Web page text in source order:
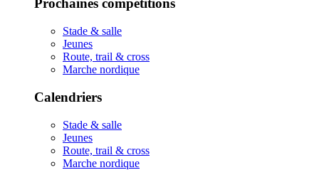
Prochaines compétitions
Stade & salle
Jeunes
Route, trail & cross
Marche nordique
Calendriers
Stade & salle
Jeunes
Route, trail & cross
Marche nordique